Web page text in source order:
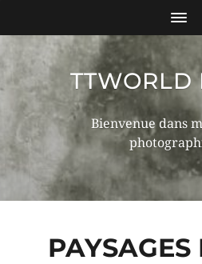
TTWORLD
Bienvenue dans
PAYSAGES